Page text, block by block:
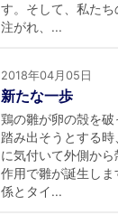
す。そして、私た
注がれ、...
2018年04月05日
新たな一歩
鶏の雛が卵の殻を
踏み出そうとする
に気付いて外側か
作用で雛が誕生し
係とタイ...